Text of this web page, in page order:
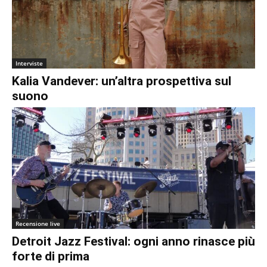
Interviste
Kalia Vandever: un’altra prospettiva sul
suono
Recensione live
Detroit Jazz Festival: ogni anno rinasce più
forte di prima